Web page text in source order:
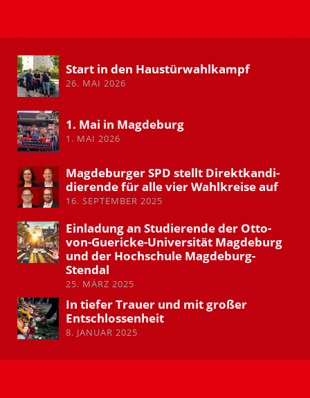
Start in den Haustür­wahl­kampf
26. MAI 2026
1. Mai in Magdeburg
1. MAI 2026
Magde­burger SPD stellt Direkt­kan­di­
die­rende für alle vier Wahlkreise auf
16. SEPTEMBER 2025
Einladung an Studie­rende der Otto-
von-Guericke-Univer­sität Magdeburg
und der Hochschule Magdeburg-
Stendal
25. MÄRZ 2025
In tiefer Trauer und mit großer
Entschlos­senheit
8. JANUAR 2025